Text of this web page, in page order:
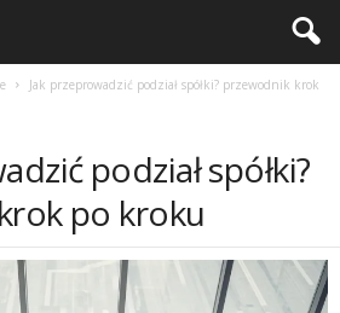
Jak przeprowadzić podział spółki? przewodnik krok
podział spółki?
po kroku